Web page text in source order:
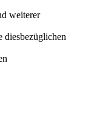
weiterer
diesbezüglichen